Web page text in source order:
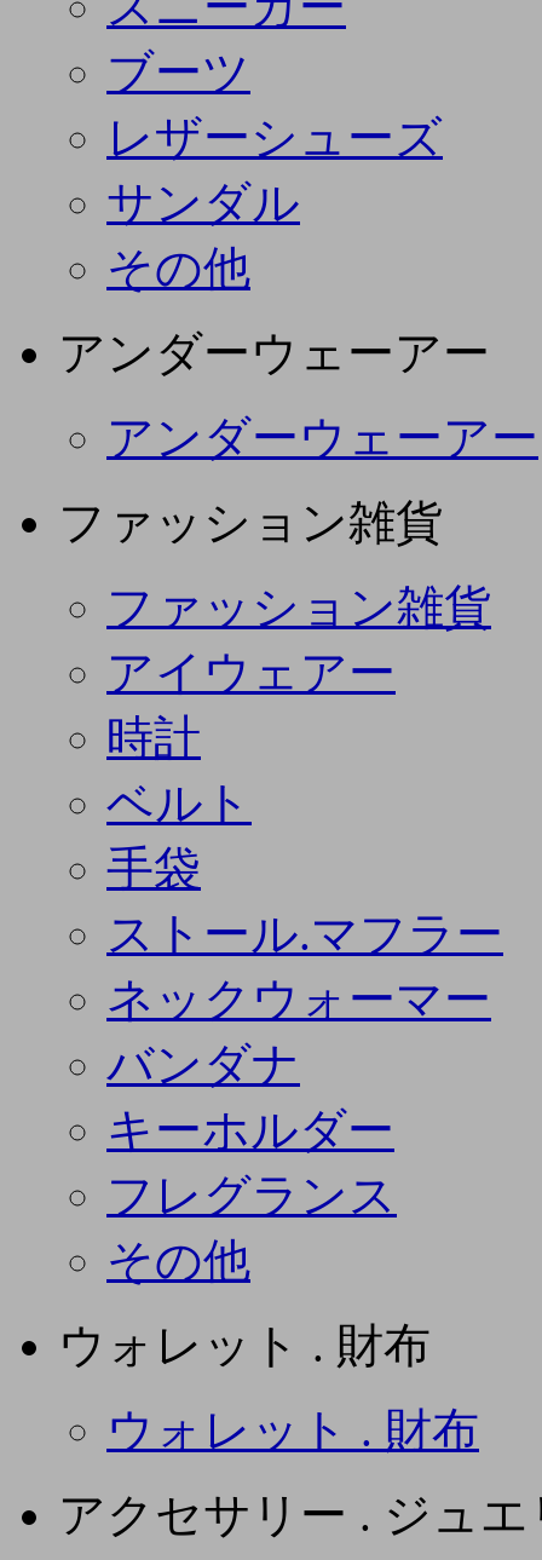
ブーツ
レザーシューズ
サンダル
その他
アンダーウェーアー
アンダーウェーアー
ファッション雑貨
ファッション雑貨
アイウェアー
時計
ベルト
手袋
ストール.マフラー
ネックウォーマー
バンダナ
キーホルダー
フレグランス
その他
ウォレット . 財布
ウォレット . 財布
アクセサリー . ジュエ